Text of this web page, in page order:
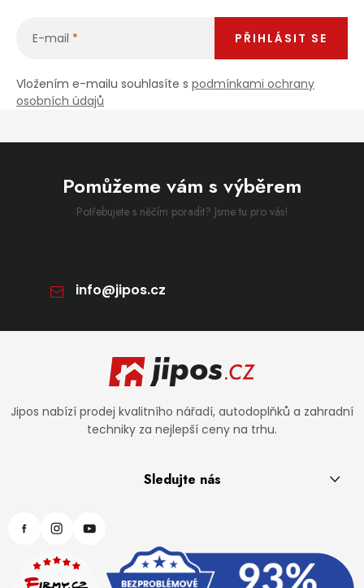
E-mail
Vložením e-mailu souhlasíte s podmínkami ochrany
osobních údajů
PŘIHLÁSIT SE
Pomůžeme vám s výběrem
Potřebujete s něčím poradit? Jsme tu pro vás!
info@jipos.cz
Zápatí
Jipos nabízí prodej kvalitního nářadí, autodoplňků a zahradní
techniky za nejlepší ceny na trhu.
Sledujte nás